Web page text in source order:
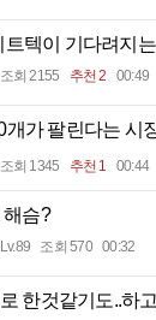
트텍이 기다려지
조회 2155 추천 2 00:49
개가 팔린다는 시
조회 1345 추천 1 00:44
해슴?
Lv.89 조회 570 00:32
한것같기도..하